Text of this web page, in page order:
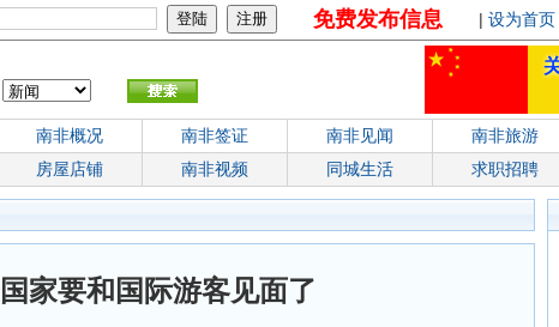
免费发布信息 | 设为首页
南非概况 南非签证 南非见闻 南非旅游
房屋店铺 南非视频 同城生活 求职招聘
家要和国际游客见面了